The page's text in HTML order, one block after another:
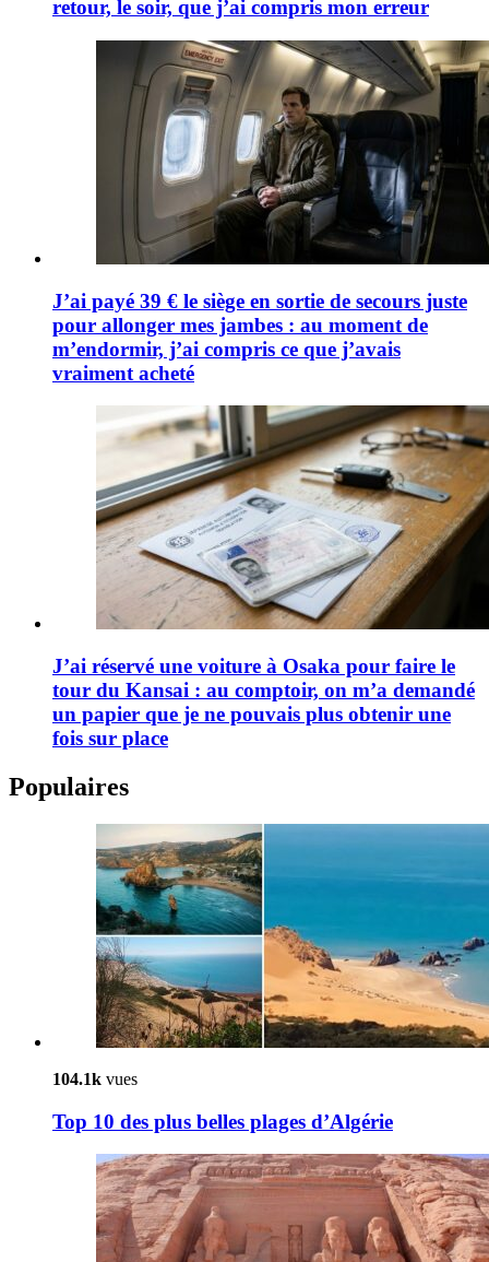
retour, le soir, que j’ai compris mon erreur
J’ai payé 39 € le siège en sortie de secours juste
pour allonger mes jambes : au moment de
m’endormir, j’ai compris ce que j’avais
vraiment acheté
J’ai réservé une voiture à Osaka pour faire le
tour du Kansai : au comptoir, on m’a demandé
un papier que je ne pouvais plus obtenir une
fois sur place
Populaires
104.1k vues
Top 10 des plus belles plages d’Algérie